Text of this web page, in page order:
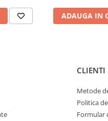
ADAUGA IN
CLIENTI
Metode
Politica
Formular